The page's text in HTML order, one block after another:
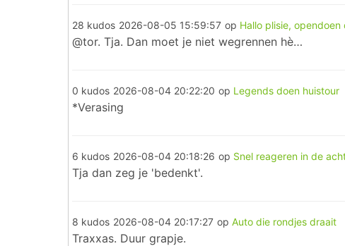
28 kudos 2026-08-05 15:59:57 op Hallo plisie,
@tor. Tja. Dan moet je niet wegrennen hè…
0 kudos 2026-08-04 20:22:20 op Legends doen huistour
*Verasing
6 kudos 2026-08-04 20:18:26 op Snel reageren in de
Tja dan zeg je 'bedenkt'.
8 kudos 2026-08-04 20:17:27 op Auto die rondjes draait
Traxxas. Duur grapje.